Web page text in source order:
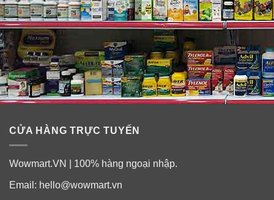
CỬA HÀNG TRỰC TUYẾN
Wowmart.VN | 100% hàng ngoại nhập.
Email: hello@wowmart.vn